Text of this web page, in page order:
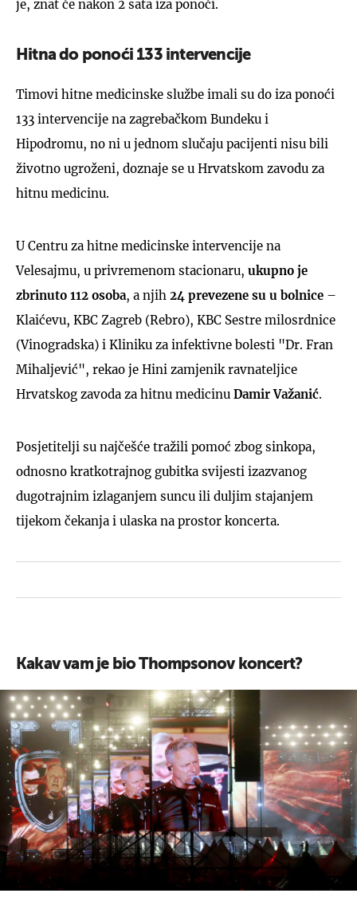
je, znat će nakon 2 sata iza ponoći.
Hitna do ponoći 133 intervencije
Timovi hitne medicinske službe imali su do iza ponoći
133 intervencije na zagrebačkom Bundeku i
Hipodromu, no ni u jednom slučaju pacijenti nisu bili
životno ugroženi, doznaje se u Hrvatskom zavodu za
hitnu medicinu.
U Centru za hitne medicinske intervencije na
Velesajmu, u privremenom stacionaru, ukupno je
zbrinuto 112 osoba, a njih 24 prevezene su u bolnice –
Klaićevu, KBC Zagreb (Rebro), KBC Sestre milosrdnice
(Vinogradska) i Kliniku za infektivne bolesti "Dr. Fran
Mihaljević", rekao je Hini zamjenik ravnateljice
Hrvatskog zavoda za hitnu medicinu Damir Važanić.
Posjetitelji su najčešće tražili pomoć zbog sinkopa,
odnosno kratkotrajnog gubitka svijesti izazvanog
dugotrajnim izlaganjem suncu ili duljim stajanjem
tijekom čekanja i ulaska na prostor koncerta.
Kakav vam je bio Thompsonov koncert?